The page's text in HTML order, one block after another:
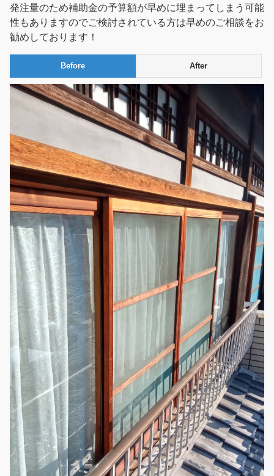
発注量のため補助金の予算額が早めに埋まってしまう可能
性もありますのでご検討されている方は早めのご相談をお
勧めしております！
Before After